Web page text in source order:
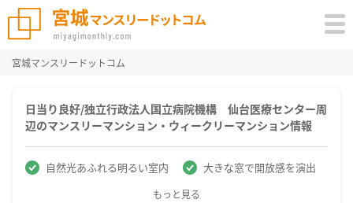
宮城マンスリードットコム
日当り良好/独立行政法人国立病院機構 仙台医療センター周
辺のマンスリーマンション・ウィークリーマンション情報
自然光あふれる明るい室内 大きな窓で開放感を演出
もっと見る